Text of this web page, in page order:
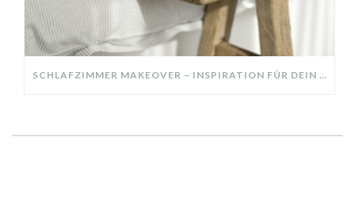
SCHLAFZIMMER MAKEOVER – INSPIRATION FÜR DEIN SCHLAFZIMMER: AUS ALT MACH NEU – HELL, GEMÜTLICH UND EINLADEND